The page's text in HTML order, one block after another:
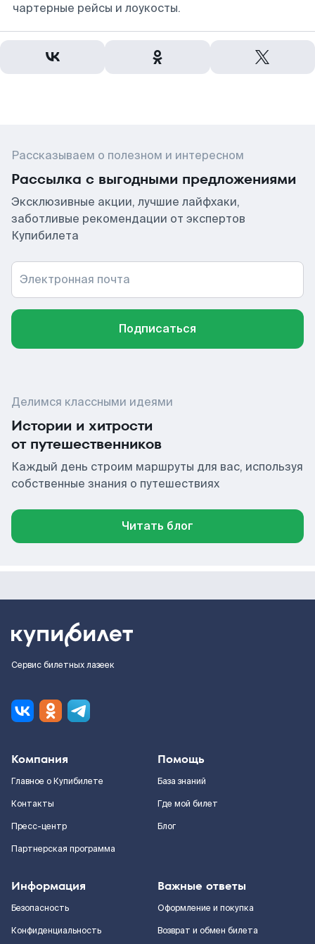
чартерные рейсы и лоукосты.
Рассказываем о полезном и интересном
Рассылка с выгодными предложениями
Эксклюзивные акции, лучшие лайфхаки,
заботливые рекомендации от экспертов
Купибилета
Электронная почта
Подписаться
Делимся классными идеями
Истории и хитрости
от путешественников
Каждый день строим маршруты для вас, используя
собственные знания о путешествиях
Читать блог
Сервис билетных лазеек
Компания
Главное о Купибилете
Контакты
Пресс-центр
Партнерская программа
Помощь
База знаний
Где мой билет
Блог
Информация
Безопасность
Конфиденциальность
Важные ответы
Оформление и покупка
Возврат и обмен билета